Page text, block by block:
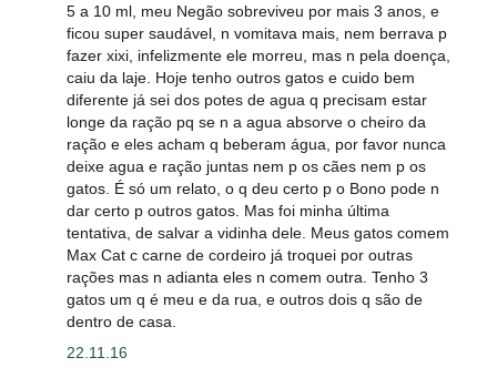
5 a 10 ml, meu Negão sobreviveu por mais 3 anos, e
ficou super saudável, n vomitava mais, nem berrava p
fazer xixi, infelizmente ele morreu, mas n pela doença,
caiu da laje. Hoje tenho outros gatos e cuido bem
diferente já sei dos potes de agua q precisam estar
longe da ração pq se n a agua absorve o cheiro da
ração e eles acham q beberam água, por favor nunca
deixe agua e ração juntas nem p os cães nem p os
gatos. É só um relato, o q deu certo p o Bono pode n
dar certo p outros gatos. Mas foi minha última
tentativa, de salvar a vidinha dele. Meus gatos comem
Max Cat c carne de cordeiro já troquei por outras
rações mas n adianta eles n comem outra. Tenho 3
gatos um q é meu e da rua, e outros dois q são de
dentro de casa.
22.11.16